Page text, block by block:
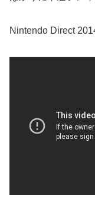
Nintendo Direct